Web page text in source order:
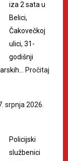
iza 2 sata u
Belici,
Čakovečkoj
ulici, 31-
godišnji
Pročitaj
srpnja 2026.
Policijski
službenici